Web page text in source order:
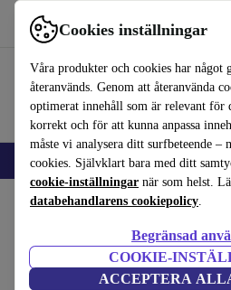
Cookies inställningar
Våra produkter och cookies har något
återanvänds. Genom att återanvända
optimerat innehåll som är relevant för
korrekt och för att kunna anpassa
måste vi analysera ditt surfbeteende –
cookies. Självklart bara med ditt
cookie-inställningar när som helst.
databehandlarens cookiepolicy.
Begränsad
COOKIE-
ACCEPTERA
Använd refurbed snabbt och enkelt
🎒 Back to school Mobiltelefoner
Hem Produkter
Certifierad renoverad Monitorer under
dagars returrätt och 12 månaders garanti.